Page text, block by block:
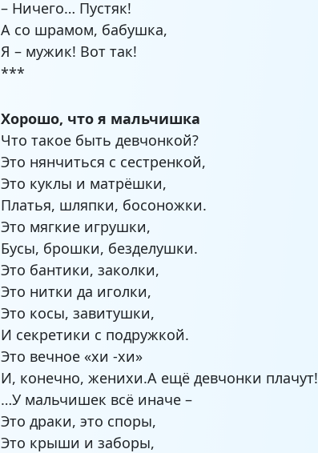
– Ничего… Пустяк!
А со шрамом, бабушка,
Я – мужик! Вот так!
***
Хорошо, что я мальчишка
Что такое быть девчонкой?
Это нянчиться с сестренкой,
Это куклы и матрёшки,
Платья, шляпки, босоножки.
Это мягкие игрушки,
Бусы, брошки, безделушки.
Это бантики, заколки,
Это нитки да иголки,
Это косы, завитушки,
И секретики с подружкой.
Это вечное «хи -хи»
И, конечно, женихи.А ещё девчонки плачут!
…У мальчишек всё иначе –
Это драки, это споры,
Это крыши и заборы,